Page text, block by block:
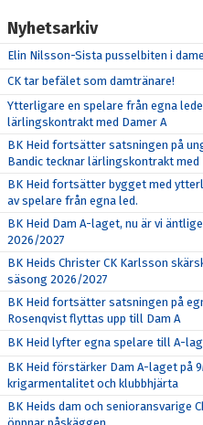
Nyhetsarkiv
Elin Nilsson-Sista pusselbiten i
CK tar befälet som damtränare!
Ytterligare en spelare från egna
lärlingskontrakt med Damer A
BK Heid fortsätter satsningen på
Bandic tecknar lärlingskontrakt med
BK Heid fortsätter bygget med
av spelare från egna led.
BK Heid Dam A-laget, nu är vi
2026/2027
BK Heids Christer CK Karlsson
säsong 2026/2027
BK Heid fortsätter satsningen på
Rosenqvist flyttas upp till Dam A
BK Heid lyfter egna spelare till A-
BK Heid förstärker Dam A-laget på
krigarmentalitet och klubbhjärta
BK Heids dam och senioransvarige